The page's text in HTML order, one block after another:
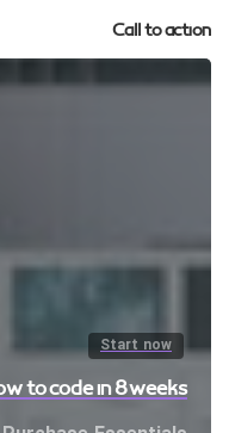
Call to action
Start now
to code in 8 weeks?